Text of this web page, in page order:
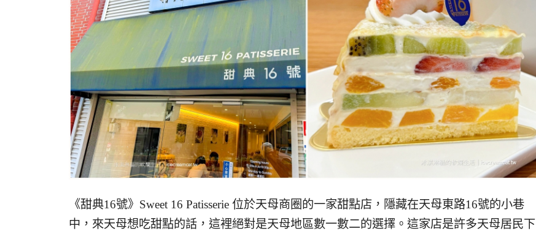
《甜典16號》Sweet 16 Patisserie 位於天母商圈的一家甜點店，隱藏在天母東路16號的小巷
中，來天母想吃甜點的話，這裡絕對是天母地區數一數二的選擇。這家店是許多天母居民下